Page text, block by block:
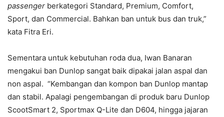
passenger berkategori Standard, Premium, Comfort,
Sport, dan Commercial. Bahkan ban untuk bus dan truk,”
kata Fitra Eri.
Sementara untuk kebutuhan roda dua, Iwan Banaran
mengakui ban Dunlop sangat baik dipakai jalan aspal dan
non aspal. “Kembangan dan kompon ban Dunlop mantap
dan stabil. Apalagi pengembangan di produk baru Dunlop
ScootSmart 2, Sportmax Q-Lite dan D604, hingga jajaran